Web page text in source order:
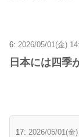
6: 2026/05/01(金)
日本には四季
17: 2026/05/01(金